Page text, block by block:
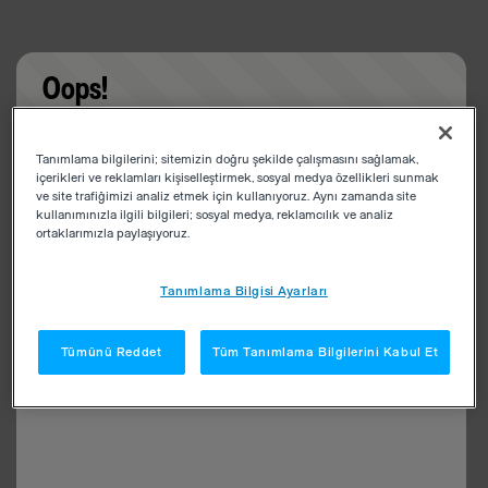
Oops!
app
Tanımlama bilgilerini; sitemizin doğru şekilde çalışmasını sağlamak,
içerikleri ve reklamları kişiselleştirmek, sosyal medya özellikleri sunmak
ve site trafiğimizi analiz etmek için kullanıyoruz. Aynı zamanda site
kullanımınızla ilgili bilgileri; sosyal medya, reklamcılık ve analiz
ortaklarımızla paylaşıyoruz.
Tanımlama Bilgisi Ayarları
Tümünü Reddet Tüm Tanımlama Bilgilerini Kabul Et